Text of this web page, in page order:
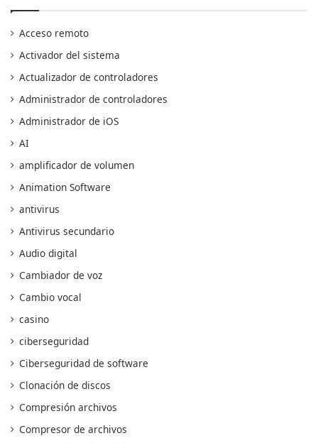
Acceso remoto
Activador del sistema
Actualizador de controladores
Administrador de controladores
Administrador de iOS
AI
amplificador de volumen
Animation Software
antivirus
Antivirus secundario
Audio digital
Cambiador de voz
Cambio vocal
casino
ciberseguridad
Ciberseguridad de software
Clonación de discos
Compresión archivos
Compresor de archivos